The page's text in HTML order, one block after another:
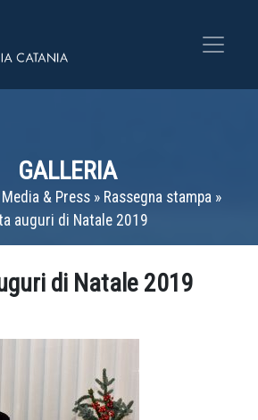
GALLERIA
Media & Press » Rassegna stampa »
auguri di Natale 2019
di Natale 2019